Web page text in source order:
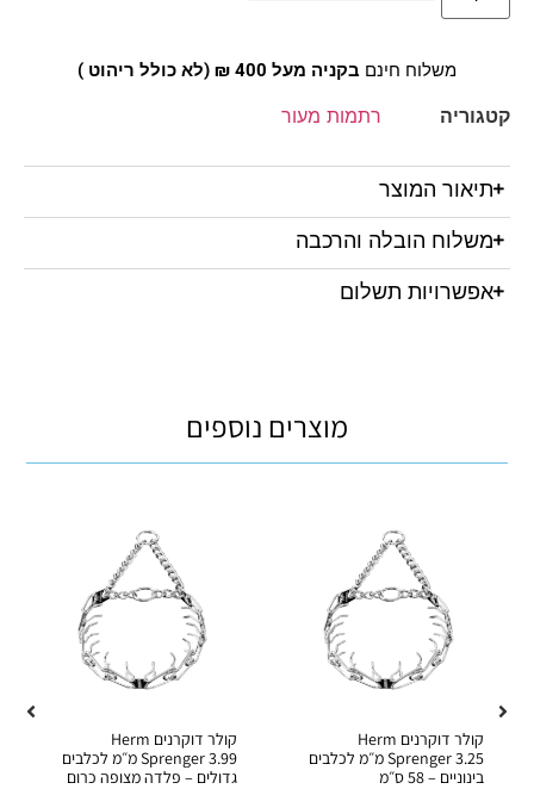
משלוח חינם בקניה מעל 400 ₪ (לא כולל ריהוט )
קטגוריה רתמות מעור
תיאור המוצר
משלוח הובלה והרכבה
אפשרויות תשלום
מוצרים נוספים
קולר דוקרנים Herm
Sprenger 3.25 מ״מ לכלבים
בינוניים – 58 ס״מ
קולר דוקרנים Herm
Sprenger 3.99 מ״מ לכלבים
גדולים – פלדה מצופה כרום